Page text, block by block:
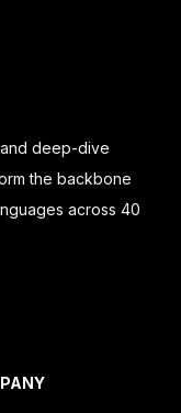
deep-dive
the backbone
across 40